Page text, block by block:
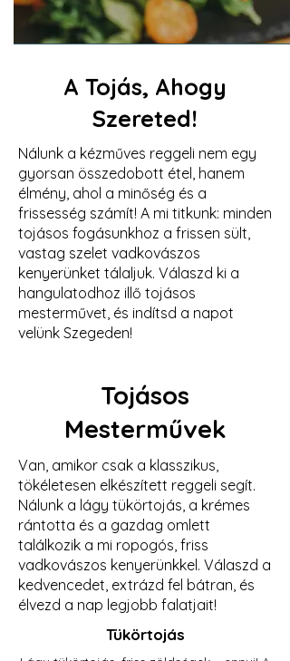
A Tojás, Ahogy
Szereted!
Nálunk a kézműves reggeli nem egy
gyorsan összedobott étel, hanem
élmény, ahol a minőség és a
frissesség számít! A mi titkunk: minden
tojásos fogásunkhoz a frissen sült,
vastag szelet vadkovászos
kenyerünket tálaljuk. Válaszd ki a
hangulatodhoz illő tojásos
mesterművet, és indítsd a napot
velünk Szegeden!
Tojásos
Mesterművek
Van, amikor csak a klasszikus,
tökéletesen elkészített reggeli segít.
Nálunk a lágy tükörtojás, a krémes
rántotta és a gazdag omlett
találkozik a mi ropogós, friss
vadkovászos kenyerünkkel. Válaszd a
kedvencedet, extrázd fel bátran, és
élvezd a nap legjobb falatjait!
Tükörtojás